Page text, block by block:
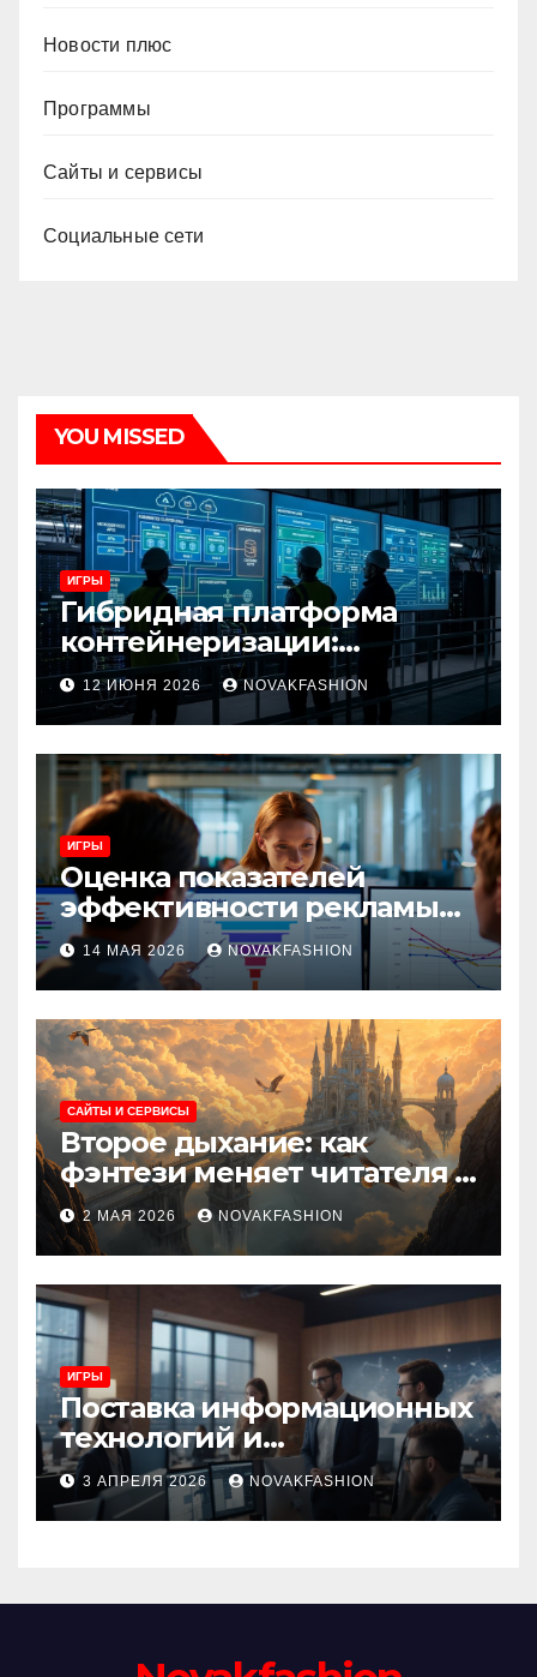
Новости плюс
Программы
Сайты и сервисы
Социальные сети
YOU MISSED
ИГРЫ
Гибридная платформа
контейнеризации:
архитектура, особенности
и сценарии использования
12 ИЮНЯ 2026 NOVAKFASHION
ИГРЫ
Оценка показателей
эффективности рекламы
при атрибуции
множественных точек
касания
14 МАЯ 2026 NOVAKFASHION
САЙТЫ И СЕРВИСЫ
Второе дыхание: как
фэнтези меняет читателя и
культуру
2 МАЯ 2026 NOVAKFASHION
ИГРЫ
Поставка информационных
технологий и
инновационные решения
3 АПРЕЛЯ 2026 NOVAKFASHION